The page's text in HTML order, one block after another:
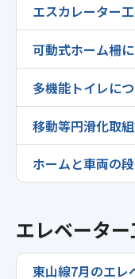
エスカレーター
可動式ホーム柵
多機能トイレに
移動等円滑化取
ホームと車両の
エレベータ
東山線7月のエレ